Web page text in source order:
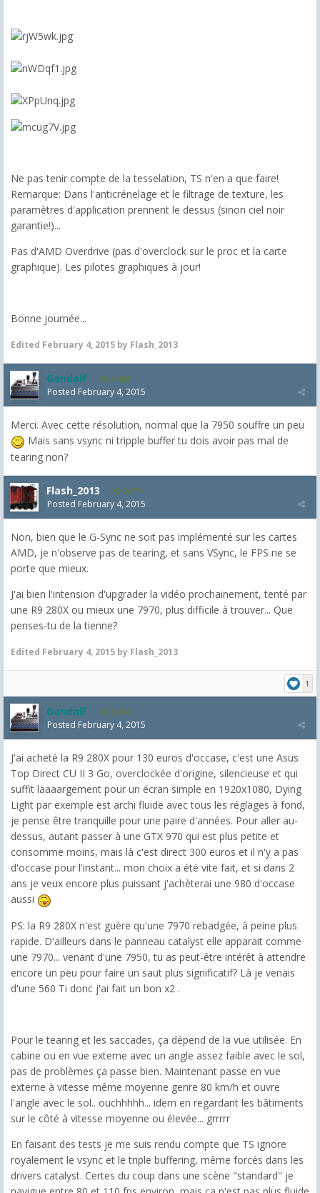
Ne pas tenir compte de la tesselation, TS n'en a que faire!
Remarque: Dans l'anticrénelage et le filtrage de texture, les
paramètres d'application prennent le dessus (sinon ciel noir
garantie!)...
Pas d'AMD Overdrive (pas d'overclock sur le proc et la carte
graphique). Les pilotes graphiques à jour!
Bonne journée...
Edited February 4, 2015 by Flash_2013
Gandalf 2,464
Posted February 4, 2015
Merci. Avec cette résolution, normal que la 7950 souffre un peu
Mais sans vsync ni tripple buffer tu dois avoir pas mal de
tearing non?
Flash_2013 2,074
Posted February 4, 2015
Non, bien que le G-Sync ne soit pas implémenté sur les cartes
AMD, je n'observe pas de tearing, et sans VSync, le FPS ne se
porte que mieux.
J'ai bien l'intension d'upgrader la vidéo prochainement, tenté par
une R9 280X ou mieux une 7970, plus difficile à trouver... Que
penses-tu de la tienne?
Edited February 4, 2015 by Flash_2013
1
Gandalf 2,464
Posted February 4, 2015
J'ai acheté la R9 280X pour 130 euros d'occase, c'est une Asus
Top Direct CU II 3 Go, overclockée d'origine, silencieuse et qui
suffit laaaargement pour un écran simple en 1920x1080, Dying
Light par exemple est archi fluide avec tous les réglages à fond,
je pense être tranquille pour une paire d'années. Pour aller au-
dessus, autant passer à une GTX 970 qui est plus petite et
consomme moins, mais là c'est direct 300 euros et il n'y a pas
d'occase pour l'instant... mon choix a été vite fait, et si dans 2
ans je veux encore plus puissant j'achèterai une 980 d'occase
aussi
PS: la R9 280X n'est guère qu'une 7970 rebadgée, à peine plus
rapide. D'ailleurs dans le panneau catalyst elle apparait comme
une 7970... venant d'une 7950, tu as peut-être intérêt à attendre
encore un peu pour faire un saut plus significatif? Là je venais
d'une 560 Ti donc j'ai fait un bon x2 .
Pour le tearing et les saccades, ça dépend de la vue utilisée. En
cabine ou en vue externe avec un angle assez faible avec le sol,
pas de problèmes ça passe bien. Maintenant passe en vue
externe à vitesse même moyenne genre 80 km/h et ouvre
l'angle avec le sol.. ouchhhhh... idem en regardant les bâtiments
sur le côté à vitesse moyenne ou élevée... grrrrr
En faisant des tests je me suis rendu compte que TS ignore
royalement le vsync et le triple buffering, même forcés dans les
drivers catalyst. Certes du coup dans une scène "standard" je